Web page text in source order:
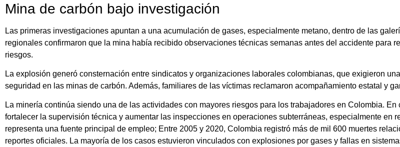
Mina de carbón bajo investigación
Las primeras investigaciones apuntan a una acumulación de gases, especialmente metano, dentro de las
regionales confirmaron que la mina había recibido observaciones técnicas semanas antes del accidente para
riesgos.
La explosión generó consternación entre sindicatos y organizaciones laborales colombianas, que exigieron
seguridad en las minas de carbón. Además, familiares de las víctimas reclamaron acompañamiento estatal y
La minería continúa siendo una de las actividades con mayores riesgos para los trabajadores en Colombia.
fortalecer la supervisión técnica y aumentar las inspecciones en operaciones subterráneas, especialmente en
representa una fuente principal de empleo; Entre 2005 y 2020, Colombia registró más de mil 600 muertes
reportes oficiales. La mayoría de los casos estuvieron vinculados con explosiones por gases y fallas en